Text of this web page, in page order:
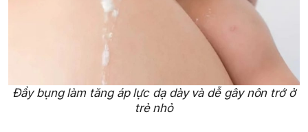
Đầy bụng làm tăng áp lực dạ dày và dễ gây nôn trớ ở
trẻ nhỏ